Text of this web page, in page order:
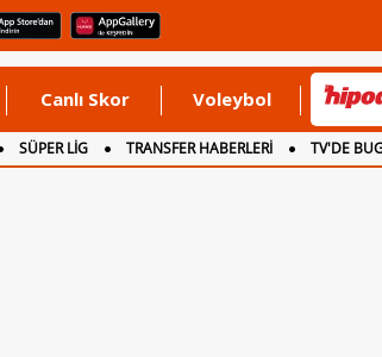
Canlı Skor Voleybol
SÜPER LİG TRANSFER HABERLERİ TV'DE